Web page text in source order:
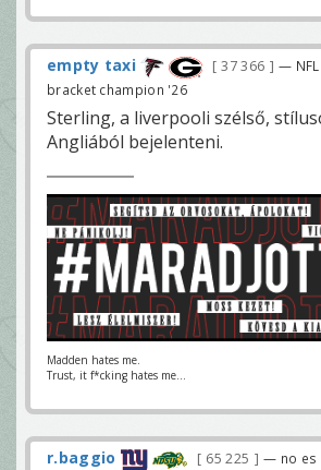
empty taxi 37 366
— NFL
bracket champion '26
Sterling, a liverpooli szélső,
Angliából bejelenteni.
Madden hates me.
Trust, it f*cking hates me...
r.baggio 65 225
— no es